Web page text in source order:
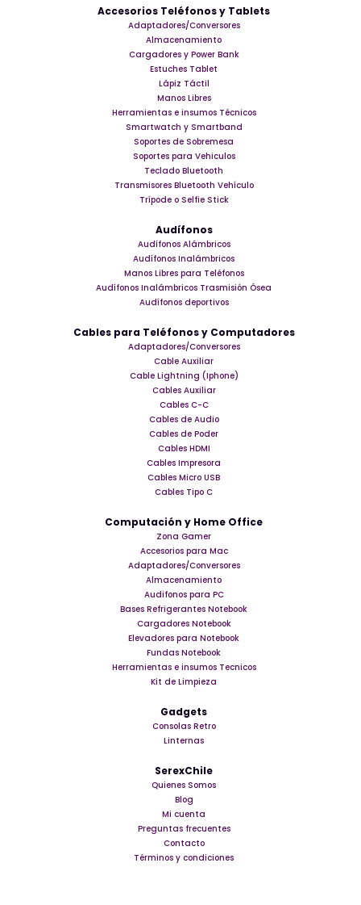
Accesorios Teléfonos y Tablets
Adaptadores/Conversores
Almacenamiento
Cargadores y Power Bank
Estuches Tablet
Lápiz Táctil
Manos Libres
Herramientas e insumos Técnicos
Smartwatch y Smartband
Soportes de Sobremesa
Soportes para Vehiculos
Teclado Bluetooth
Transmisores Bluetooth Vehículo
Trípode o Selfie Stick
Audífonos
Audífonos Alámbricos
Audífonos Inalámbricos
Manos Libres para Teléfonos
Audífonos Inalámbricos Trasmisión Ósea
Audífonos deportivos
Cables para Teléfonos y Computadores
Adaptadores/Conversores
Cable Auxiliar
Cable Lightning (Iphone)
Cables Auxiliar
Cables C-C
Cables de Audio
Cables de Poder
Cables HDMI
Cables Impresora
Cables Micro USB
Cables Tipo C
Computación y Home Office
Zona Gamer
Accesorios para Mac
Adaptadores/Conversores
Almacenamiento
Audifonos para PC
Bases Refrigerantes Notebook
Cargadores Notebook
Elevadores para Notebook
Fundas Notebook
Herramientas e insumos Tecnicos
Kit de Limpieza
Gadgets
Consolas Retro
Linternas
SerexChile
Quienes Somos
Blog
Mi cuenta
Preguntas frecuentes
Contacto
Términos y condiciones